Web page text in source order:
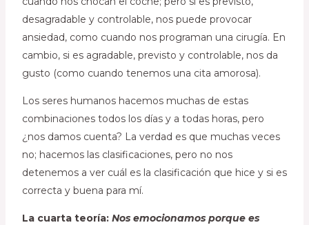
desagradable y controlable, nos puede provocar
ansiedad, como cuando nos programan una cirugía. En
cambio, si es agradable, previsto y controlable, nos da
gusto (como cuando tenemos una cita amorosa).
Los seres humanos hacemos muchas de estas
combinaciones todos los días y a todas horas, pero
¿nos damos cuenta? La verdad es que muchas veces
no; hacemos las clasificaciones, pero no nos
detenemos a ver cuál es la clasificación que hice y si es
correcta y buena para mí.
La cuarta teoría: Nos emocionamos porque es